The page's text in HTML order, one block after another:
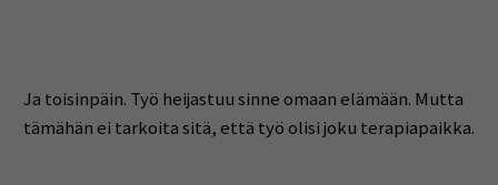
Ja toisinpäin. Työ heijastuu sinne omaan elämään. Mutta
tämähän ei tarkoita sitä, että työ olisi joku terapiapaikka.